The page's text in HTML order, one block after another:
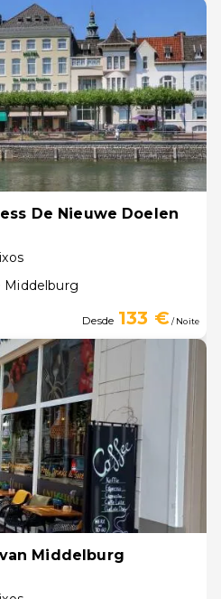
De Nieuwe Doelen
Middelburg
Desde 133 €/ Noite
Middelburg